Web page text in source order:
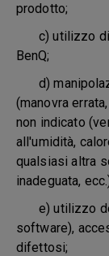
prodotto;
c) utilizzo di
BenQ;
d)
(manovra
non indicato
all'umidità,
qualsiasi altra
inadeguata,
e) utilizzo
software),
difettosi;